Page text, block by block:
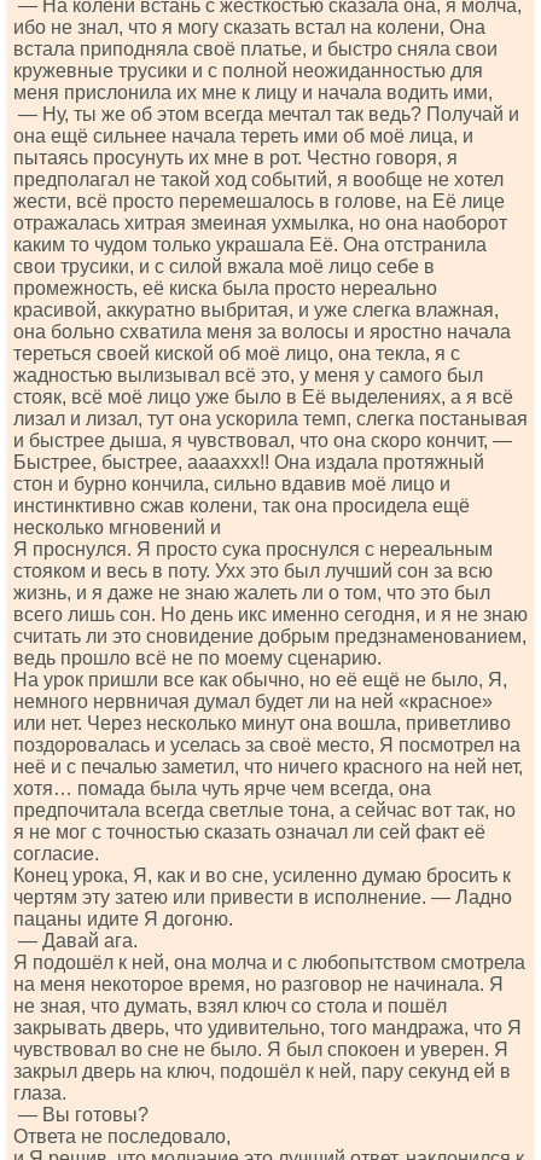
— На колени встань с жёсткостью сказала она, я молча,
ибо не знал, что я могу сказать встал на колени, Она
встала приподняла своё платье, и быстро сняла свои
кружевные трусики и с полной неожиданностью для
меня прислонила их мне к лицу и начала водить ими,
— Ну, ты же об этом всегда мечтал так ведь? Получай и
она ещё сильнее начала тереть ими об моё лица, и
пытаясь просунуть их мне в рот. Честно говоря, я
предполагал не такой ход событий, я вообще не хотел
жести, всё просто перемешалось в голове, на Её лице
отражалась хитрая змеиная ухмылка, но она наоборот
каким то чудом только украшала Её. Она отстранила
свои трусики, и с силой вжала моё лицо себе в
промежность, её киска была просто нереально
красивой, аккуратно выбритая, и уже слегка влажная,
она больно схватила меня за волосы и яростно начала
тереться своей киской об моё лицо, она текла, я с
жадностью вылизывал всё это, у меня у самого был
стояк, всё моё лицо уже было в Её выделениях, а я всё
лизал и лизал, тут она ускорила темп, слегка постанывая
и быстрее дыша, я чувствовал, что она скоро кончит, —
Быстрее, быстрее, ааааххх!! Она издала протяжный
стон и бурно кончила, сильно вдавив моё лицо и
инстинктивно сжав колени, так она просидела ещё
несколько мгновений и
Я проснулся. Я просто сука проснулся с нереальным
стояком и весь в поту. Ухх это был лучший сон за всю
жизнь, и я даже не знаю жалеть ли о том, что это был
всего лишь сон. Но день икс именно сегодня, и я не знаю
считать ли это сновидение добрым предзнаменованием,
ведь прошло всё не по моему сценарию.
На урок пришли все как обычно, но её ещё не было, Я,
немного нервничая думал будет ли на ней «красное»
или нет. Через несколько минут она вошла, приветливо
поздоровалась и уселась за своё место, Я посмотрел на
неё и с печалью заметил, что ничего красного на ней нет,
хотя… помада была чуть ярче чем всегда, она
предпочитала всегда светлые тона, а сейчас вот так, но
я не мог с точностью сказать означал ли сей факт её
согласие.
Конец урока, Я, как и во сне, усиленно думаю бросить к
чертям эту затею или привести в исполнение. — Ладно
пацаны идите Я догоню.
— Давай ага.
Я подошёл к ней, она молча и с любопытством смотрела
на меня некоторое время, но разговор не начинала. Я
не зная, что думать, взял ключ со стола и пошёл
закрывать дверь, что удивительно, того мандража, что Я
чувствовал во сне не было. Я был спокоен и уверен. Я
закрыл дверь на ключ, подошёл к ней, пару секунд ей в
глаза.
— Вы готовы?
Ответа не последовало,